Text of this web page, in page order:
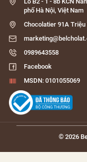
phố Hà Nội, Việt Nam
Chocolatier 91A
0989643558
Facebook
MSDN: 0101055069
© 2026